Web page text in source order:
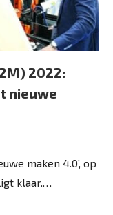
2022:
nieuwe
maken 4.0’, op
klaar.…